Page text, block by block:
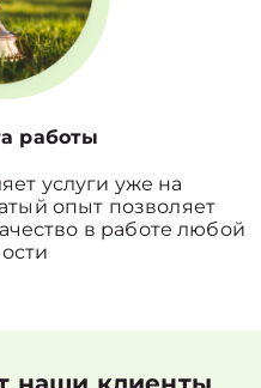
работы
услуги уже на
опыт позволяет
в работе любой